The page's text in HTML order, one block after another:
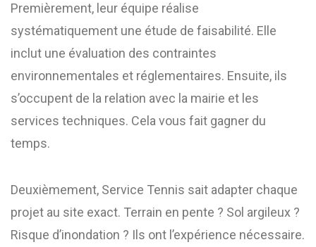
Premièrement, leur équipe réalise
systématiquement une étude de faisabilité. Elle
inclut une évaluation des contraintes
environnementales et réglementaires. Ensuite, ils
s’occupent de la relation avec la mairie et les
services techniques. Cela vous fait gagner du
temps.
Deuxièmement, Service Tennis sait adapter chaque
projet au site exact. Terrain en pente ? Sol argileux ?
Risque d’inondation ? Ils ont l’expérience nécessaire.